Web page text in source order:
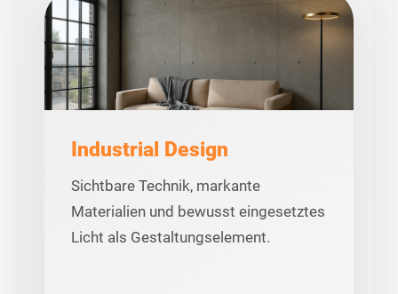
Industrial Design
Sichtbare Technik, markante
Materialien und bewusst eingesetztes
Licht als Gestaltungselement.